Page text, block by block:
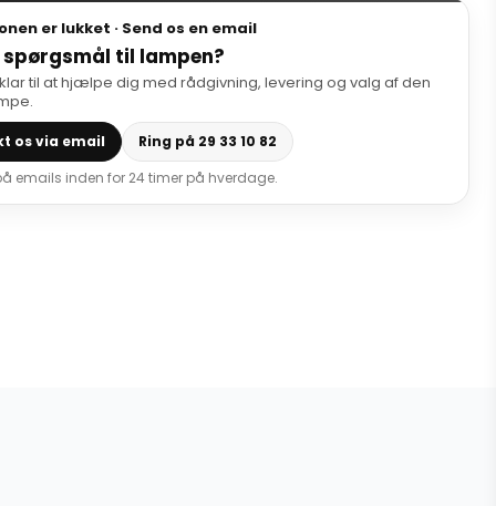
er lukket · Send os en email
spørgsmål til lampen?
til at hjælpe dig med rådgivning, levering og valg af den
os via email
Ring på 29 33 10 82
emails inden for 24 timer på hverdage.